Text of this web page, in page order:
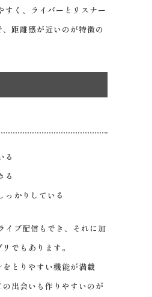
すく、ライバーとリスナー
距離感が近いのが特徴の
る
る
かりしている
イブ配信もでき、それに加
でもあります。
とりやすい機能が満載
出会いも作りやすいのが